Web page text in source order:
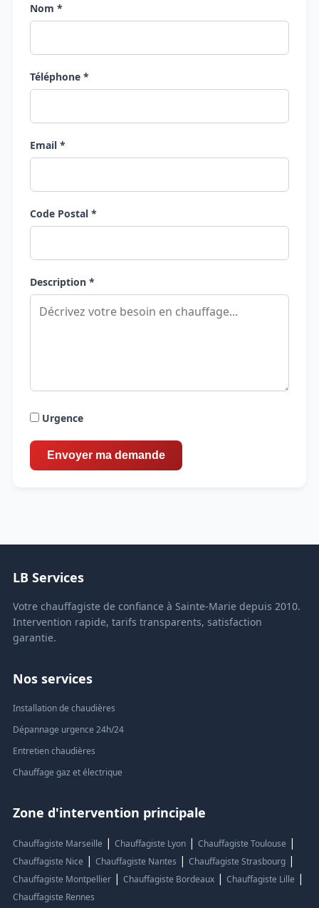
Nom *
Téléphone *
Email *
Code Postal *
Description *
Urgence
LB Services
Votre chauffagiste de confiance à Sainte-Marie depuis 2010.
Intervention rapide, tarifs transparents, satisfaction
garantie.
Nos services
Installation de chaudières
Dépannage urgence 24h/24
Entretien chaudières
Chauffage gaz et électrique
Zone d'intervention principale
Chauffagiste Marseille | Chauffagiste Lyon| Chauffagiste Toulouse |
Chauffagiste Nice | Chauffagiste Nantes | Chauffagiste Strasbourg|
Chauffagiste Montpellier| Chauffagiste Bordeaux| Chauffagiste Lille |
Chauffagiste Rennes